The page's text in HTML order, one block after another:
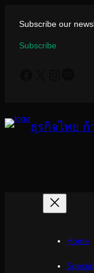
เนื้อหา
Subscribe our
Subscribe
ธุรกิจไทย ก้
Home